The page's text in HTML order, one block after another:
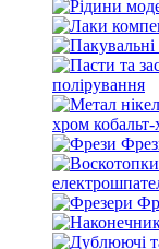
полірування
хром